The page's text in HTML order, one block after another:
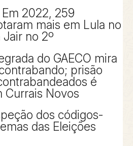
2022, 259
mais em Lula no
Jair no 2º
do GAECO mira
prisão
é
Currais Novos
dos códigos-
das Eleições